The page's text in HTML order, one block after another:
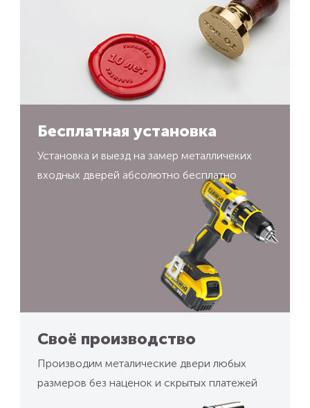
Бесплатная установка
Установка и выезд на замер металличеких
входных дверей абсолютно бесплатно
Своё производство
Производим металические двери любых
размеров без наценок и скрытых платежей